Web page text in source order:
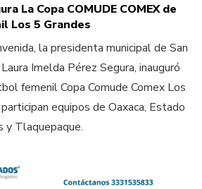
La Copa COMUDE COMEX de
Los 5 Grandes
la presidenta municipal de San
Imelda Pérez Segura, inauguró
femenil Copa Comude Comex Los
equipos de Oaxaca, Estado
y Tlaquepaque.